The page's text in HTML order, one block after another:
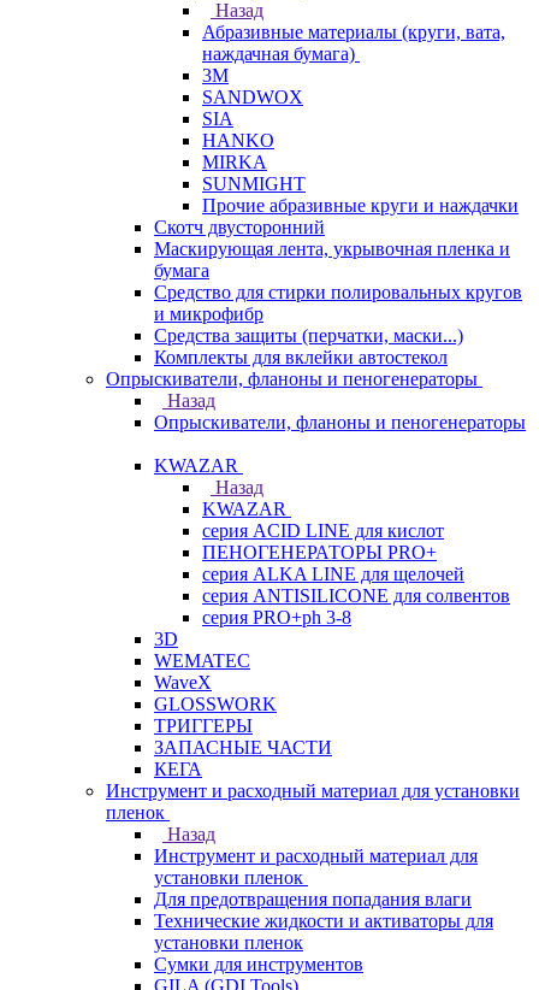
Назад
Абразивные материалы (круги, вата,
наждачная бумага)
3М
SANDWOX
SIA
HANKO
MIRKA
SUNMIGHT
Прочие абразивные круги и наждачки
Скотч двусторонний
Маскирующая лента, укрывочная пленка и
бумага
Средство для стирки полировальных кругов
и микрофибр
Средства защиты (перчатки, маски...)
Комплекты для вклейки автостекол
Опрыскиватели, фланоны и пеногенераторы
Назад
Опрыскиватели, фланоны и пеногенераторы
KWAZAR
Назад
KWAZAR
серия ACID LINE для кислот
ПЕНОГЕНЕРАТОРЫ PRO+
серия ALKA LINE для щелочей
серия ANTISILICONE для солвентов
серия PRO+ph 3-8
3D
WEMATEC
WaveX
GLOSSWORK
ТРИГГЕРЫ
ЗАПАСНЫЕ ЧАСТИ
КЕГА
Инструмент и расходный материал для установки
пленок
Назад
Инструмент и расходный материал для
установки пленок
Для предотвращения попадания влаги
Технические жидкости и активаторы для
установки пленок
Сумки для инструментов
GILA (GDI Tools)